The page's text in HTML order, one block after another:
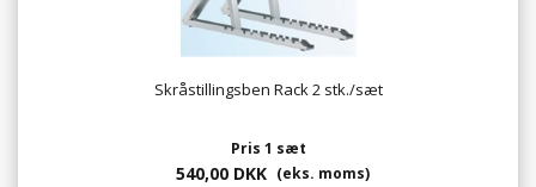
Skråstillingsben Rack 2 stk./sæt
Pris 1 sæt
540,00 DKK (eks. moms)